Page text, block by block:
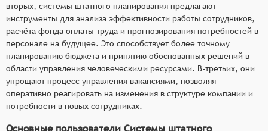
вторых, системы штатного планирования предлагают
инструменты для анализа эффективности работы сотрудников,
расчёта фонда оплаты труда и прогнозирования потребностей в
персонале на будущее. Это способствует более точному
планированию бюджета и принятию обоснованных решений в
области управления человеческими ресурсами. В-третьих, они
упрощают процесс управления вакансиями, позволяя
оперативно реагировать на изменения в структуре компании и
потребности в новых сотрудниках.
Основные пользователи Системы штатного